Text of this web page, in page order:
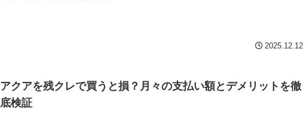
2025.12.12
アクアを残クレで買うと損？月々の支払い額とデメリットを徹
底検証